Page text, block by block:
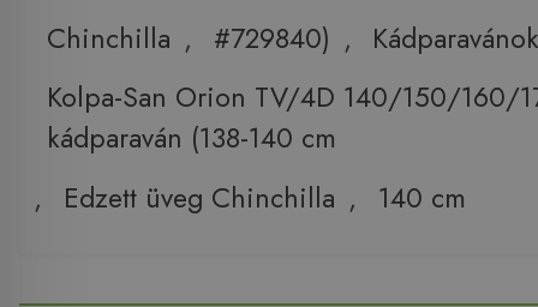
Chinchilla , #729840) ,
Kolpa-San Orion TV/4D 140/150/160/
kádparaván (138-140 cm
,
Edzett üveg Chinchilla , 140 cm